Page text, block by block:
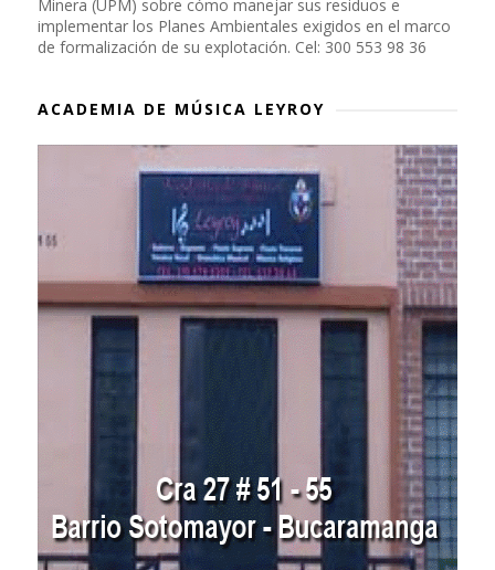
Minera (UPM) sobre cómo manejar sus residuos e
implementar los Planes Ambientales exigidos en el marco
de formalización de su explotación. Cel: 300 553 98 36
ACADEMIA DE MÚSICA LEYROY